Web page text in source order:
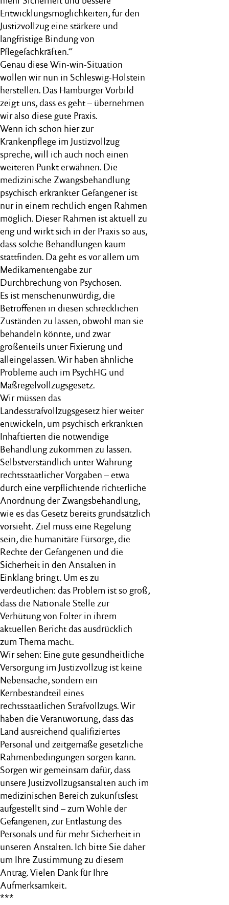
Entwicklungsmöglichkeiten, für den
Justizvollzug eine stärkere und
langfristige Bindung von
Pflegefachkräften.“
Genau diese Win-win-Situation
wollen wir nun in Schleswig-Holstein
herstellen. Das Hamburger Vorbild
zeigt uns, dass es geht – übernehmen
wir also diese gute Praxis.
Wenn ich schon hier zur
Krankenpflege im Justizvollzug
spreche, will ich auch noch einen
weiteren Punkt erwähnen. Die
medizinische Zwangsbehandlung
psychisch erkrankter Gefangener ist
nur in einem rechtlich engen Rahmen
möglich. Dieser Rahmen ist aktuell zu
eng und wirkt sich in der Praxis so aus,
dass solche Behandlungen kaum
stattfinden. Da geht es vor allem um
Medikamentengabe zur
Durchbrechung von Psychosen.
Es ist menschenunwürdig, die
Betroffenen in diesen schrecklichen
Zuständen zu lassen, obwohl man sie
behandeln könnte, und zwar
großenteils unter Fixierung und
alleingelassen. Wir haben ähnliche
Probleme auch im PsychHG und
Maßregelvollzugsgesetz.
Wir müssen das
Landesstrafvollzugsgesetz hier weiter
entwickeln, um psychisch erkrankten
Inhaftierten die notwendige
Behandlung zukommen zu lassen.
Selbstverständlich unter Wahrung
rechtsstaatlicher Vorgaben – etwa
durch eine verpflichtende richterliche
Anordnung der Zwangsbehandlung,
wie es das Gesetz bereits grundsätzlich
vorsieht. Ziel muss eine Regelung
sein, die humanitäre Fürsorge, die
Rechte der Gefangenen und die
Sicherheit in den Anstalten in
Einklang bringt. Um es zu
verdeutlichen: das Problem ist so groß,
dass die Nationale Stelle zur
Verhütung von Folter in ihrem
aktuellen Bericht das ausdrücklich
zum Thema macht.
Wir sehen: Eine gute gesundheitliche
Versorgung im Justizvollzug ist keine
Nebensache, sondern ein
Kernbestandteil eines
rechtsstaatlichen Strafvollzugs. Wir
haben die Verantwortung, dass das
Land ausreichend qualifiziertes
Personal und zeitgemäße gesetzliche
Rahmenbedingungen sorgen kann.
Sorgen wir gemeinsam dafür, dass
unsere Justizvollzugsanstalten auch im
medizinischen Bereich zukunftsfest
aufgestellt sind – zum Wohle der
Gefangenen, zur Entlastung des
Personals und für mehr Sicherheit in
unseren Anstalten. Ich bitte Sie daher
um Ihre Zustimmung zu diesem
Antrag. Vielen Dank für Ihre
Aufmerksamkeit.
***